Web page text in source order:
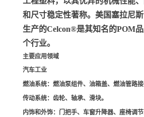
和尺寸稳定性著称。美国塞拉尼斯
生产的Celcon®是其知名的POM
个行业。
主要应用领域
汽车工业
燃油系统：燃油泵组件、油箱盖、燃油管路接
传动系统：齿轮、轴承、滑块。
内饰和外饰：门把手、车窗升降器、座椅调节